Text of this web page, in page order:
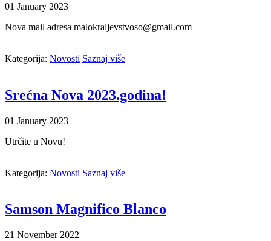
01 January 2023
Nova mail adresa malokraljevstvoso@gmail.com
Kategorija: Novosti Saznaj više
Srećna Nova 2023.godina!
01 January 2023
Utrčite u Novu!
Kategorija: Novosti Saznaj više
Samson Magnifico Blanco
21 November 2022